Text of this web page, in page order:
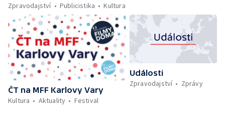
Zpravodajství
Publicistika Kultura
ČT na MFF Karlovy Vary
Kultura
Aktuality Festival
Události
Zpravodajství
Zprávy